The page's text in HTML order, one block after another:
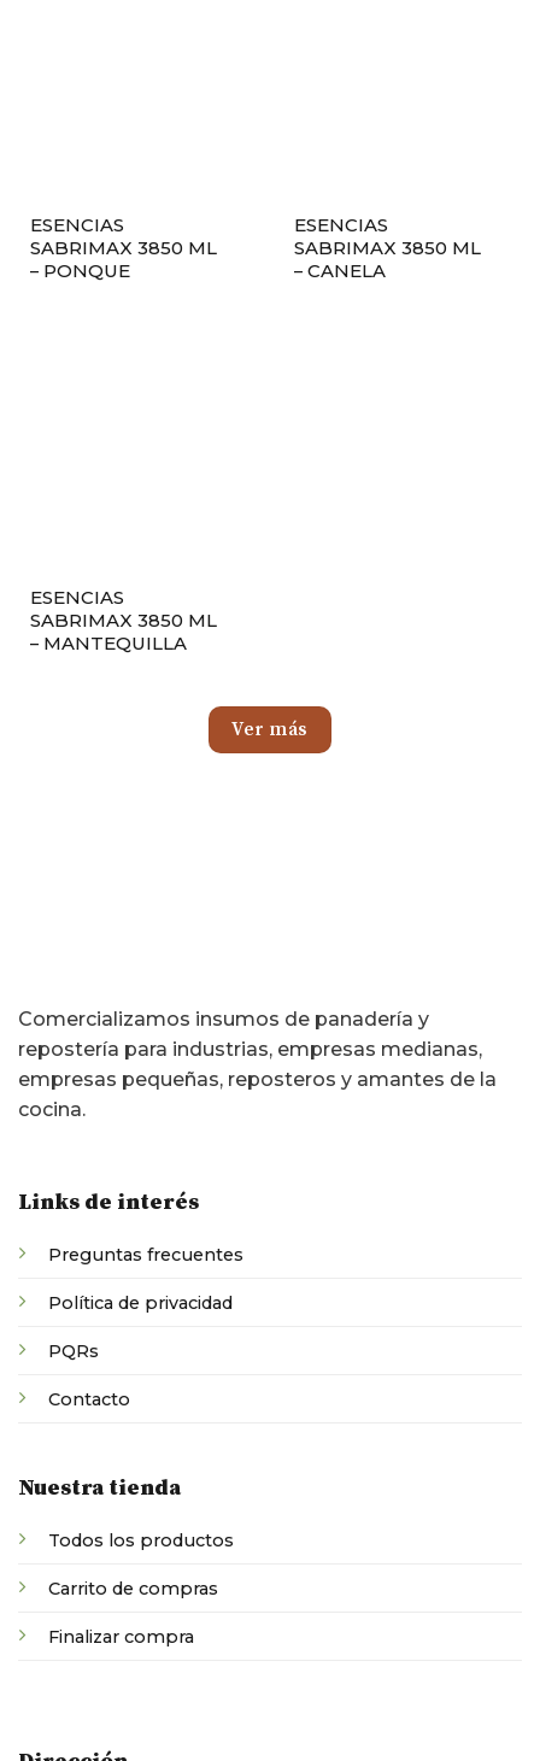
ESENCIAS
SABRIMAX 3850 ML
– PONQUE
ESENCIAS
SABRIMAX 3850 ML
– CANELA
ESENCIAS
SABRIMAX 3850 ML
– MANTEQUILLA
Ver más
Comercializamos insumos de panadería y
repostería para industrias, empresas medianas,
empresas pequeñas, reposteros y amantes de la
cocina.
Links de interés
Preguntas frecuentes
Política de privacidad
PQRs
Contacto
Nuestra tienda
Todos los productos
Carrito de compras
Finalizar compra